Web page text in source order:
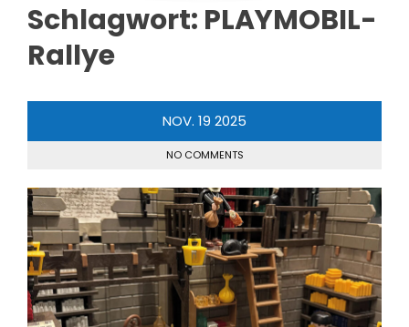
Schlagwort: PLAYMOBIL-
Rallye
NOV. 19 2025
NO COMMENTS